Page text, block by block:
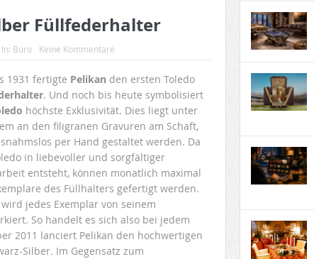
Füllfederhalter
In: Büro Keine Kommentare
1931 fertigte Pelikan den ersten Toledo
. Und noch bis heute symbolisiert
höchste Exklusivität. Dies liegt unter
an den filigranen Gravuren am Schaft,
per Hand gestaltet werden. Da
in liebevoller und sorgfältiger
entsteht, können monatlich maximal
des Füllhalters gefertigt werden.
jedes Exemplar von seinem
So handelt es sich also bei jedem
2011 lanciert Pelikan den hochwertigen
Silber. Im Gegensatz zum